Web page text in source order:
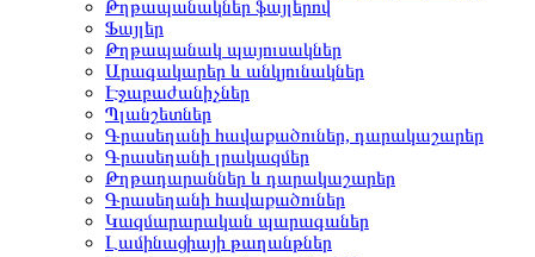
Թղթապանակներ ֆայլերով
Ֆայլեր
Թղթապանակ պայուսակներ
Արագակարեր և անկյունակներ
Էջաբաժանիչներ
Պլանշետներ
Գրասեղանի հավաքածուներ, դարակաշարեր
Գրասեղանի լրակազմեր
Թղթադարաններ և դարակաշարեր
Գրասեղանի հավաքածուներ
Կազմարարական պարագաներ
Լամինացիայի թաղանթներ